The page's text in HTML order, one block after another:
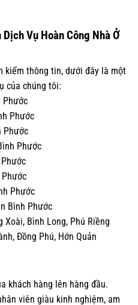
Vụ Hoàn Công Nhà Ở
kiếm thông tin, dưới đây là một
của chúng tôi:
Phước
Phước
Phước
Phước
Phước
Bình Phước
Bình Long, Phú Riềng
Đồng Phú, Hớn Quản
khách hàng lên hàng đầu.
viên giàu kinh nghiệm, am